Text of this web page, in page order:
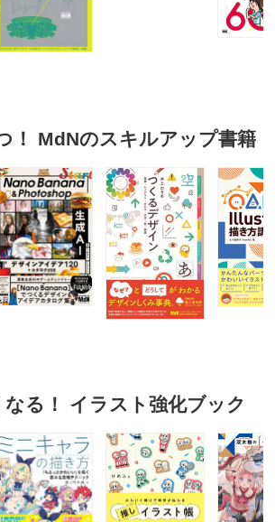
！ MdNのスキルアップ書籍
なる！ イラスト強化ブック